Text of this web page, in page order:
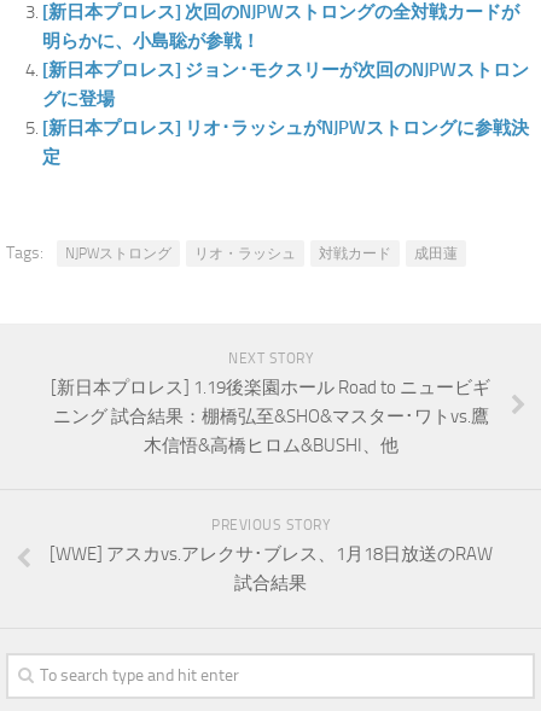
[新日本プロレス] 次回のNJPWストロングの全対戦カードが
明らかに、小島聡が参戦！
[新日本プロレス] ジョン･モクスリーが次回のNJPWストロン
グに登場
[新日本プロレス] リオ･ラッシュがNJPWストロングに参戦決
定
Tags: NJPWストロング リオ・ラッシュ 対戦カード 成田蓮
NEXT STORY
[新日本プロレス] 1.19後楽園ホール Road to ニュービギ
ニング 試合結果：棚橋弘至&SHO&マスター･ワトvs.鷹
木信悟&高橋ヒロム&BUSHI、他
PREVIOUS STORY
[WWE] アスカvs.アレクサ･ブレス、1月18日放送のRAW
試合結果